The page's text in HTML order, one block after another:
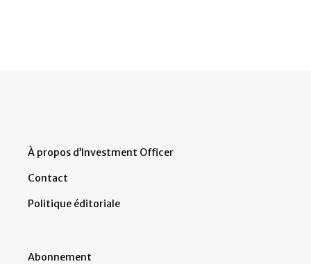
À propos d’Investment Officer
Contact
Politique éditoriale
Abonnement